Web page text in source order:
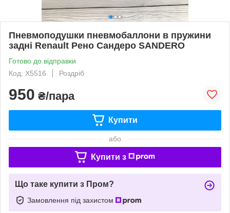
Пневмоподушки пневмобаллони в пружини
задні Renault Рено Сандеро SANDERO
Готово до відправки
Код: X5516
Роздріб
950 ₴/пара
Купити
або
Купити з
Що таке купити з Пром?
Замовлення під захистом